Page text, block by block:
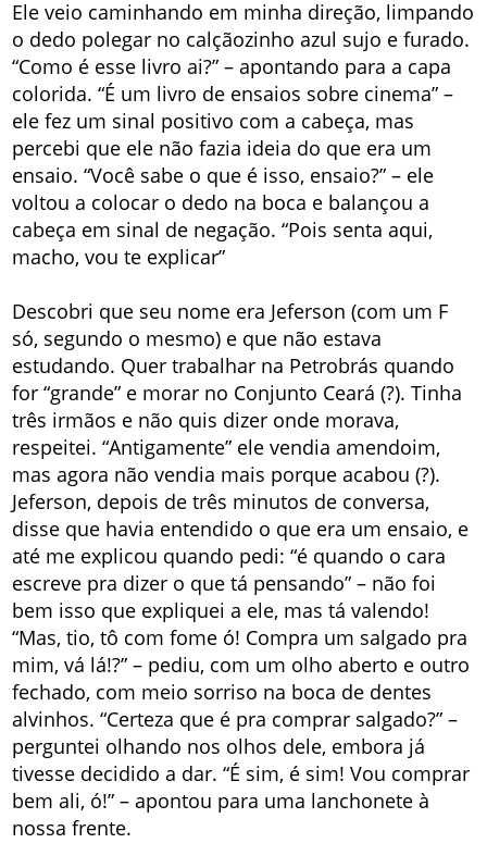
Ele veio caminhando em minha direção, limpando
o dedo polegar no calçãozinho azul sujo e furado.
“Como é esse livro ai?” – apontando para a capa
colorida. “É um livro de ensaios sobre cinema” –
ele fez um sinal positivo com a cabeça, mas
percebi que ele não fazia ideia do que era um
ensaio. “Você sabe o que é isso, ensaio?” – ele
voltou a colocar o dedo na boca e balançou a
cabeça em sinal de negação. “Pois senta aqui,
macho, vou te explicar”
Descobri que seu nome era Jeferson (com um F
só, segundo o mesmo) e que não estava
estudando. Quer trabalhar na Petrobrás quando
for “grande” e morar no Conjunto Ceará (?). Tinha
três irmãos e não quis dizer onde morava,
respeitei. “Antigamente” ele vendia amendoim,
mas agora não vendia mais porque acabou (?).
Jeferson, depois de três minutos de conversa,
disse que havia entendido o que era um ensaio, e
até me explicou quando pedi: “é quando o cara
escreve pra dizer o que tá pensando” – não foi
bem isso que expliquei a ele, mas tá valendo!
“Mas, tio, tô com fome ó! Compra um salgado pra
mim, vá lá!?” – pediu, com um olho aberto e outro
fechado, com meio sorriso na boca de dentes
alvinhos. “Certeza que é pra comprar salgado?” –
perguntei olhando nos olhos dele, embora já
tivesse decidido a dar. “É sim, é sim! Vou comprar
bem ali, ó!” – apontou para uma lanchonete à
nossa frente.